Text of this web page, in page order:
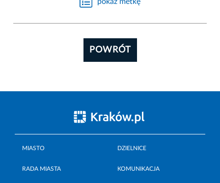
POWRÓT
MIASTO DZIELNICE
RADA MIASTA KOMUNIKACJA